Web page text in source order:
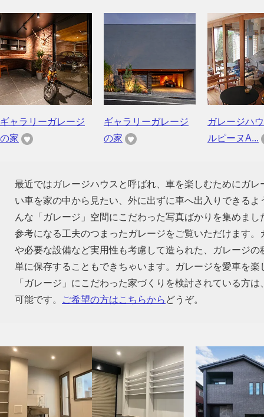
ギャラリーガレージ
の家
ギャラリーガレージ
の家
ガレージハ
ルピーヌA...
最近ではガレージハウスと呼ばれ、車を楽しむためにガ
い車を家の中から見たい、外に出ずに車へ出入りできる
んな「ガレージ」空間にこだわった写真ばかりを集めま
参考になる工夫のつまったガレージをご覧いただけます
や必要な設備など実用性も考慮して造られた、ガレージ
単に保存することもできちゃいます。ガレージを愛車を
「ガレージ」にこだわった家づくりを検討されている方
可能です。
ご希望の方はこちらから どうぞ。